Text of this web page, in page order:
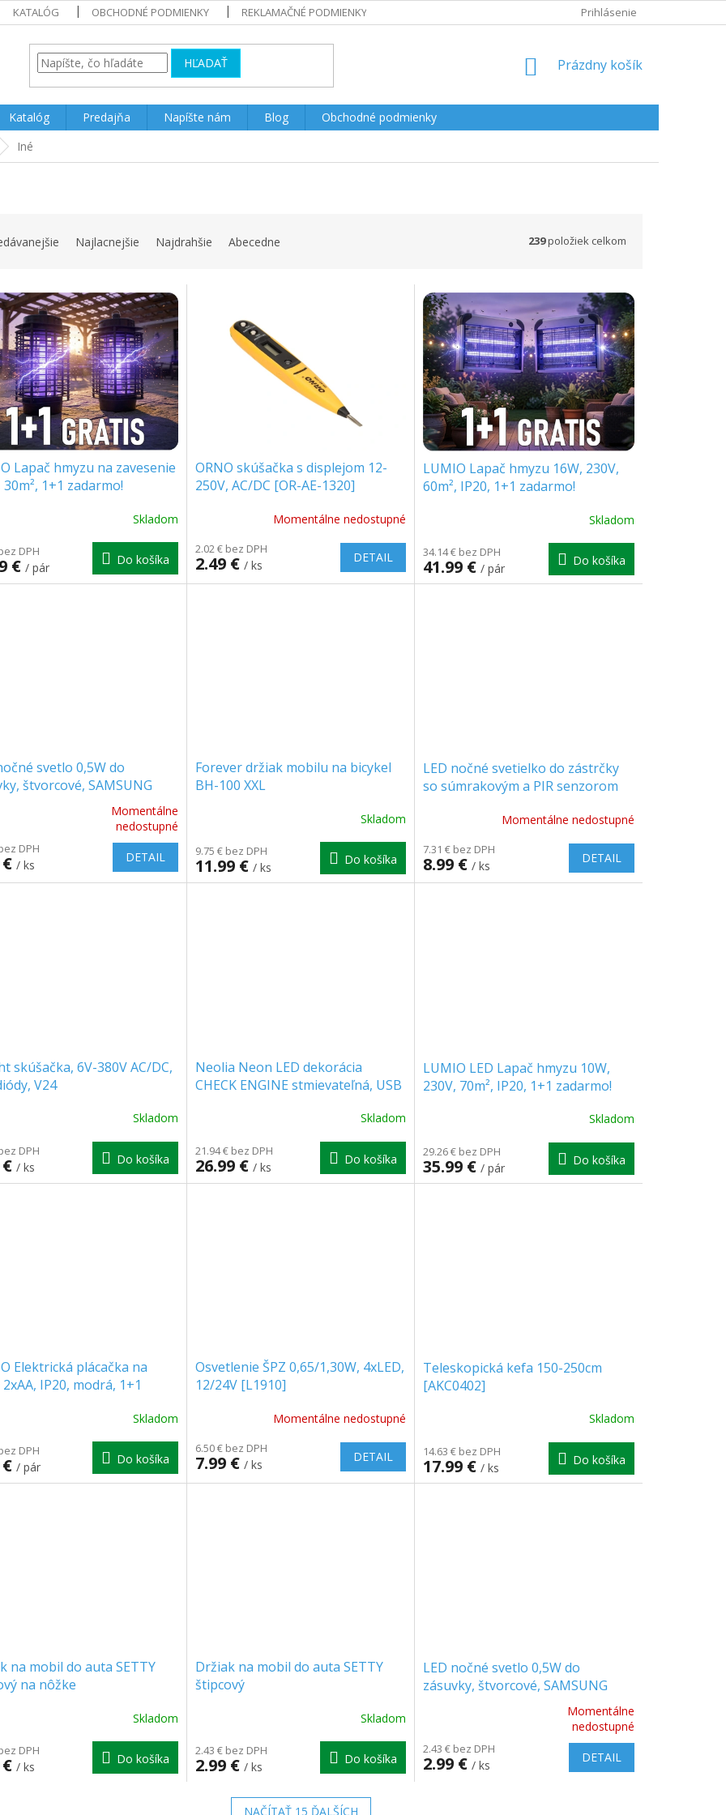
KATALÓG OBCHODNÉ PODMIENKY REKLAMAČNÉ PODMIENKY Prihlásenie
HĽADAŤ
NÁKUPNÝ
Prázdny košík
Katalóg Predajňa Napíšte nám Blog
Obchodné podmienky
Iné
Najlacnejšie Najdrahšie Abecedne 239položiek celkom
Lapač hmyzu na zavesenie
30m², 1+1 zadarmo!
Skladom
DPH
€ / pár
Do košíka
ORNO skúšačka s displejom 12-
250V, AC/DC [OR-AE-1320]
Momentálne nedostupné
2.02 € bez DPH
2.49 € / ks
DETAIL
LUMIO Lapač hmyzu 16W, 230V,
60m², IP20, 1+1 zadarmo!
Skladom
34.14 € bez DPH
41.99 € / pár
Do košíka
svetlo 0,5W do
štvorcové, SAMSUNG
Momentálne
nedostupné
DPH
/ ks
DETAIL
Forever držiak mobilu na bicykel
BH-100 XXL
produktu
je
5.0
Skladom
9.75 € bez DPH
11.99 € / ks
Do košíka
LED nočné svetielko do zástrčky
so súmrakovým a PIR senzorom
Momentálne nedostupné
7.31 € bez DPH
8.99 € / ks
DETAIL
skúšačka, 6V-380V AC/DC,
V24
Skladom
DPH
/ ks
Do košíka
Neolia Neon LED dekorácia
CHECK ENGINE stmievateľná, USB
produktu
je
5.0
Skladom
21.94 € bez DPH
26.99 € / ks
Do košíka
LUMIO LED Lapač hmyzu 10W,
230V, 70m², IP20, 1+1 zadarmo!
Skladom
29.26 € bez DPH
35.99 € / pár
Do košíka
Elektrická plácačka na
IP20, modrá, 1+1
Skladom
DPH
/ pár
Do košíka
Osvetlenie ŠPZ 0,65/1,30W, 4xLED,
12/24V [L1910]
Momentálne nedostupné
6.50 € bez DPH
7.99 € / ks
DETAIL
Teleskopická kefa 150-250cm
[AKC0402]
Skladom
14.63 € bez DPH
17.99 € / ks
Do košíka
na mobil do auta SETTY
na nôžke
Skladom
DPH
/ ks
Do košíka
Držiak na mobil do auta SETTY
štipcový
produktu
je
Skladom
2.43 € bez DPH
2.99 € / ks
Do košíka
LED nočné svetlo 0,5W do
zásuvky, štvorcové, SAMSUNG
produktu
je
Momentálne
nedostupné
2.43 € bez DPH
2.99 € / ks
DETAIL
NAČÍTAŤ 15 ĎALŠÍCH